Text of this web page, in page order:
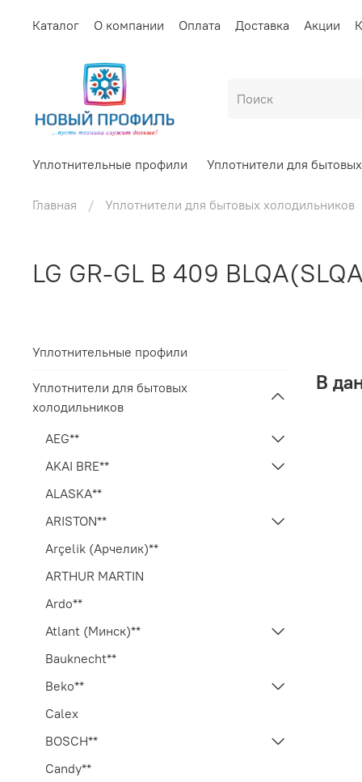
Каталог О компании Оплата Доставка Акции
Уплотнительные профили Уплотнители для
Главная Уплотнители для бытовых холодильников
LG GR-GL B 409
В
Уплотнительные профили
Уплотнители для бытовых
холодильников
AEG**
AKAI BRE**
ALASKA**
ARISTON**
Arçelik (Арчелик)**
ARTHUR MARTIN
Ardo**
Atlant (Минск)**
Bauknecht**
Beko**
Calex
BOSCH**
Candy**